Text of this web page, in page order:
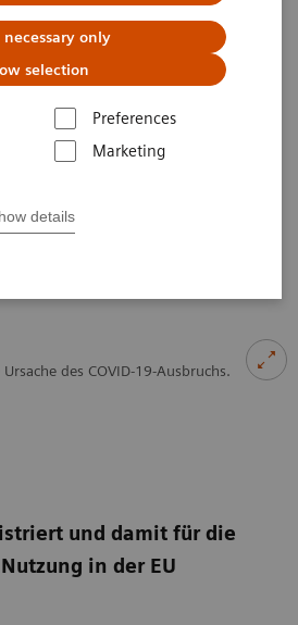
only
selection
Preferences
Marketing
details
SARS-CoV-
Ursache des COVID-19-Ausbruchs.
und damit für die
in der EU